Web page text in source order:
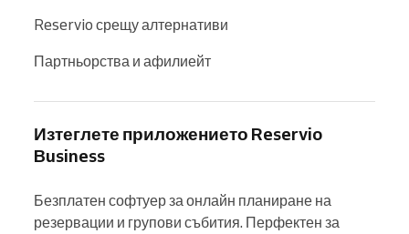
Reservio срещу алтернативи
Партньорства и афилиейт
Изтеглете приложението Reservio
Business
Безплатен софтуер за онлайн планиране на
резервации и групови събития. Перфектен за